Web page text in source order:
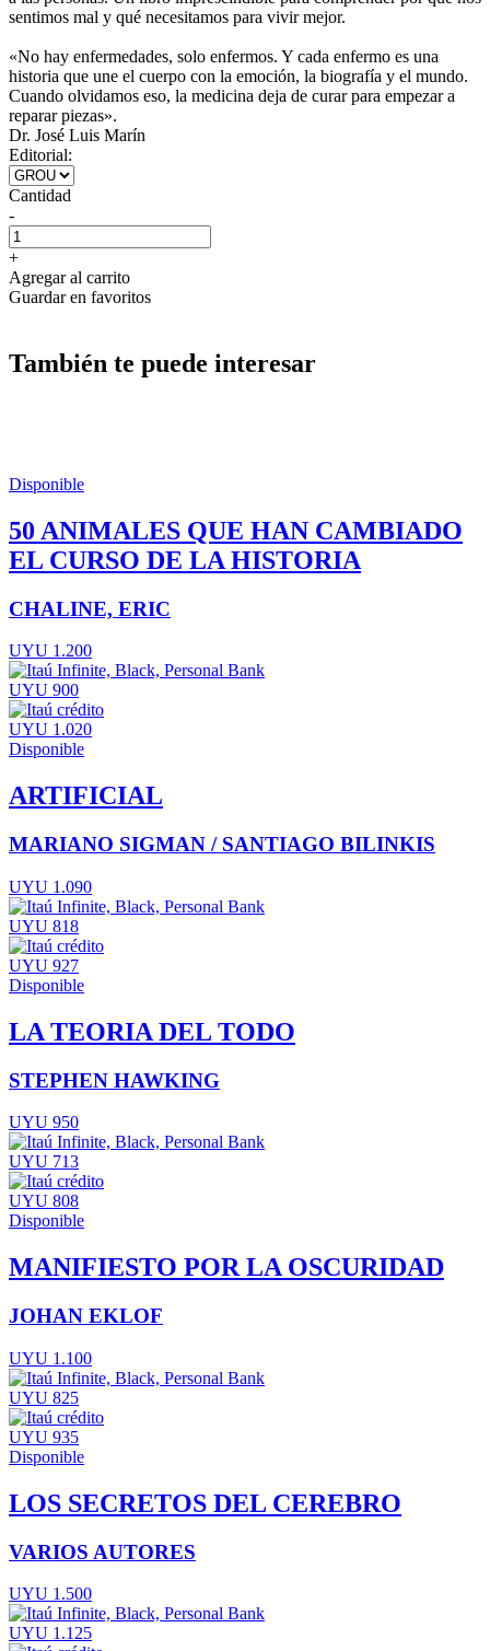
sentimos mal y qué necesitamos para vivir mejor.
«No hay enfermedades, solo enfermos. Y cada enfermo es una
historia que une el cuerpo con la emoción, la biografía y el mundo.
Cuando olvidamos eso, la medicina deja de curar para empezar a
reparar piezas».
Dr. José Luis Marín
Editorial:
Cantidad
-
+
Agregar al carrito
Guardar en favoritos
También te puede interesar
Disponible
50 ANIMALES QUE HAN CAMBIADO
EL CURSO DE LA HISTORIA
CHALINE, ERIC
UYU 1.200
UYU 900
UYU 1.020
Disponible
ARTIFICIAL
MARIANO SIGMAN / SANTIAGO BILINKIS
UYU 1.090
UYU 818
UYU 927
Disponible
LA TEORIA DEL TODO
STEPHEN HAWKING
UYU 950
UYU 713
UYU 808
Disponible
MANIFIESTO POR LA OSCURIDAD
JOHAN EKLOF
UYU 1.100
UYU 825
UYU 935
Disponible
LOS SECRETOS DEL CEREBRO
VARIOS AUTORES
UYU 1.500
UYU 1.125